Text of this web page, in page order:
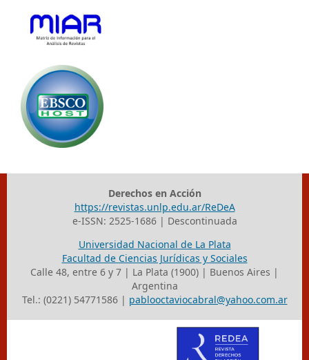
Derechos en Acción
https://revistas.unlp.edu.ar/ReDeA
e-ISSN: 2525-1686 | Descontinuada
Universidad Nacional de La Plata
Facultad de Ciencias Jurídicas y Sociales
Calle 48, entre 6 y 7 | La Plata (1900) | Buenos Aires |
Argentina
Tel.: (0221) 54771586 | pablooctaviocabral@yahoo.com.ar